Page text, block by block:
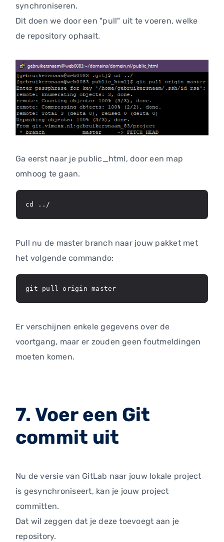
synchroniseren.
Dit doen we door een "pull" uit te voeren, welke
de repository ophaalt.
Ga eerst naar je public_html, door een map
omhoog te gaan.
cd ../
Pull nu de master branch naar jouw pakket met
het volgende commando:
git pull origin master
Er verschijnen enkele gegevens over de
voortgang, maar er zouden geen foutmeldingen
moeten komen.
7. Voer een Git
commit uit
Nu de versie van GitLab naar jouw lokale project
is gesynchroniseert, kan je jouw project
committen.
Dat wil zeggen dat je deze toevoegt aan je
repository.